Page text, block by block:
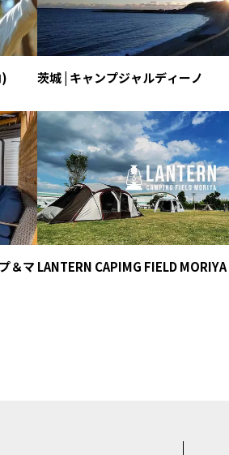
茨城 | キャンプジャルディーノ
＆マ LANTERN CAPIMG FIELD MORIYA